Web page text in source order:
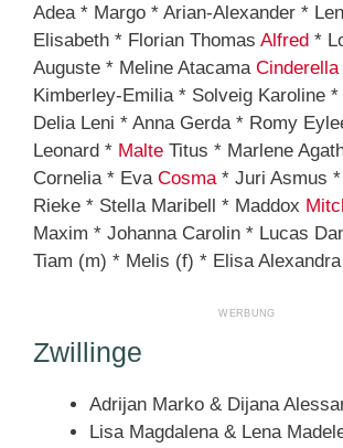
Adea * Margo * Arian-Alexander *
Elisabeth * Florian Thomas Alfred *
Auguste * Meline Atacama Cinderella
Kimberley-Emilia * Solveig Karoline
Delia Leni * Anna Gerda * Romy
Leonard * Malte Titus * Marlene
Cornelia * Eva Cosma * Juri Asmus
Rieke * Stella Maribell * Maddox
Maxim * Johanna Carolin * Lucas
Tiam (m) * Melis (f) * Elisa Alexandra
Zwillinge
Adrijan Marko & Dijana
Lisa Magdalena & Lena